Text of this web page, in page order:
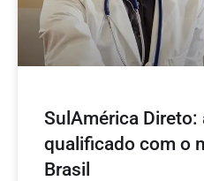
SulAmérica
qualificado com o
Brasil